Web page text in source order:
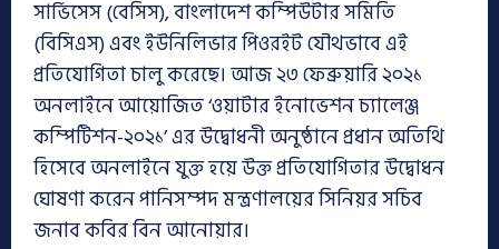
সার্ভিসেস (বেসিস), বাংলাদেশ কম্পিউটার সমিতি
(বিসিএস) এবং ইউনিলিভার পিওরইট যৌথভাবে এই
প্রতিযোগিতা চালু করেছে। আজ ২৩ ফেব্রুয়ারি ২০২১
অনলাইনে আয়োজিত ‘ওয়াটার ইনোভেশন চ্যালেঞ্জ
কম্পিটিশন-২০২১’ এর উদ্বোধনী অনুষ্ঠানে প্রধান অতিথি
হিসেবে অনলাইনে যুক্ত হয়ে উক্ত প্রতিযোগিতার উদ্বোধন
ঘোষণা করেন পানিসম্পদ মন্ত্রণালয়ের সিনিয়র সচিব
জনাব কবির বিন আনোয়ার।